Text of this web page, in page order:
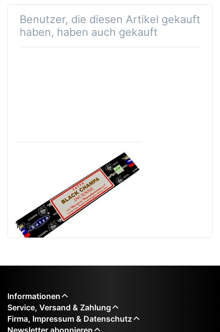
Benutzer, die diesen Artikel gekauft
haben, haben auch gekauft
von Satya 15g
Packung. Ca. 15
Incence Sticks
1,29 € *
Informationen
Service, Versand & Zahlung
Firma, Impressum & Datenschutz
Newsletter abonnieren